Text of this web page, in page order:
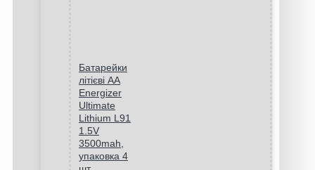
Батарейки
літієві AA
Energizer
Ultimate
Lithium L91
1.5V
3500mah,
упаковка 4